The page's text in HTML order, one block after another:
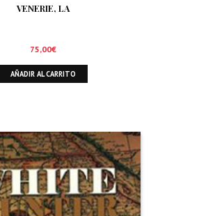
VENERIE, LA
75,00€
AÑADIR AL CARRITO